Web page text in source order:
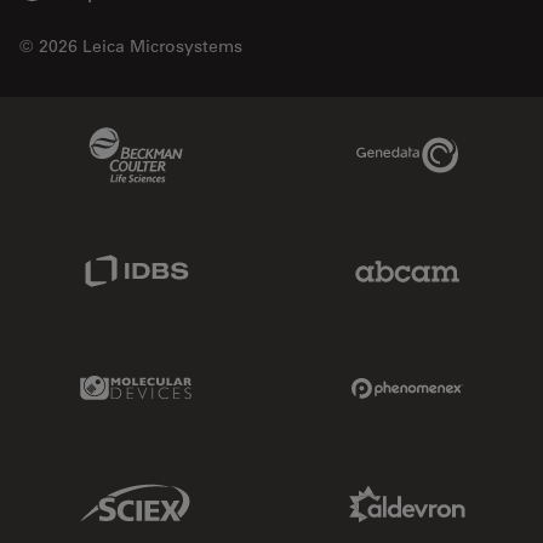
© 2026 Leica Microsystems
Genedata Link
Molecular Devices Link
Sciex Link